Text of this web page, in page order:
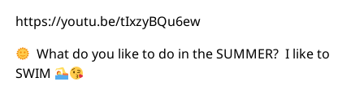
https://youtu.be/tIxzyBQu6ew
What do you like to do in the SUMMER? I like to
SWIM